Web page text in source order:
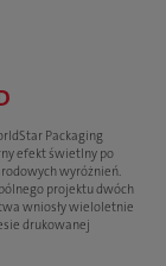
Packaging
efekt świetlny po
wyróżnień.
projektu dwóch
wniosły wieloletnie
drukowanej